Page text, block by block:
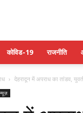
कोविड-19 राजनीति
देहरादून में अपराध का तांडव,